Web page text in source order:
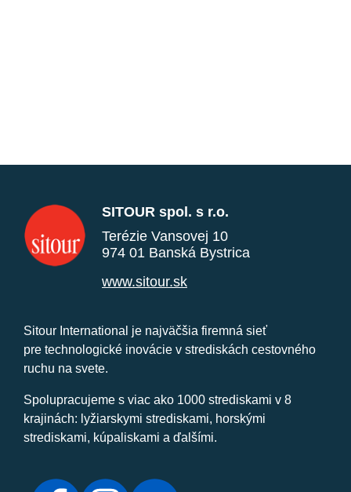
SITOUR spol. s r.o.
Terézie Vansovej 10
974 01 Banská Bystrica
www.sitour.sk
Sitour International je najväčšia firemná sieť
pre technologické inovácie v strediskách cestovného
ruchu na svete.
Spolupracujeme s viac ako 1000 strediskami v 8
krajinách: lyžiarskymi strediskami, horskými
strediskami, kúpaliskami a ďalšími.